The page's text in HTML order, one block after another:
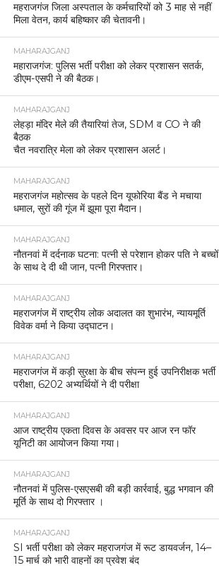
महराजगंज जिला अस्पताल के कर्मचारियों को 3 माह से नहीं
मिला वेतन, कार्य बहिष्कार की चेतावनी।
MAHARAJGANJ
महाराजगंज: पुलिस भर्ती परीक्षा को लेकर प्रशासन सतर्क,
डीएम-एसपी ने की बैठक।
MAHARAJGANJ
लेहड़ा मंदिर मेले की तैयारियां तेज, SDM व CO ने की
बैठक
चैत नवरात्रि मेला को लेकर प्रशासन अलर्ट।
MAHARAJGANJ
महराजगंज महोत्सव के पहले दिन यूफोरिया बैंड ने मचाया
धमाल, सुरों की गूंज में झूमा पूरा मैदान।
MAHARAJGANJ
नौतनवां में दर्दनाक घटना: पत्नी से परेशान होकर पति ने बच्चों
के साथ दे दी थी जान, पत्नी गिरफ्तार।
MAHARAJGANJ
महराजगंज में राष्ट्रीय लोक अदालत का शुभारंभ, न्यायमूर्ति
विवेक वर्मा ने किया उद्घाटन।
MAHARAJGANJ
महराजगंज में कड़ी सुरक्षा के बीच संपन्न हुई उपनिरीक्षक भर्ती
परीक्षा, 6202 अभ्यर्थियों ने दी परीक्षा
MAHARAJGANJ
आज राष्ट्रीय एकता दिवस के अवसर पर आज रन फॉर
यूनिटी का आयोजन किया गया।
MAHARAJGANJ
नौतनवां में पुलिस-एसएसबी की बड़ी कार्रवाई, बुद्ध भगवान की
मूर्ति के साथ दो गिरफ्तार ।
MAHARAJGANJ
SI भर्ती परीक्षा को लेकर महराजगंज में रूट डायवर्जन, 14–
15 मार्च को भारी वाहनों का प्रवेश बंद